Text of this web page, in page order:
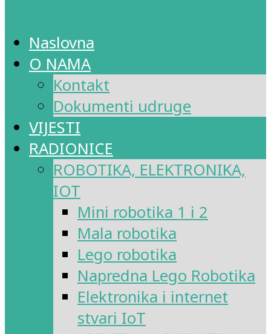
Naslovna
O NAMA
Kontakt
Dokumenti udruge
VIJESTI
RADIONICE
ROBOTIKA, ELEKTRONIKA,
IOT
Mini robotika 1 i 2
Mala robotika
Lego robotika
Napredna Lego Robotika
Elektronika i internet
stvari IoT